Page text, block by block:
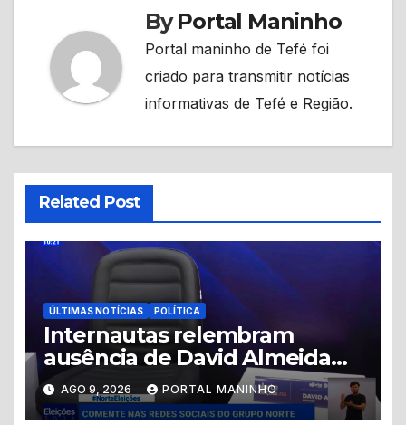
ByPortal Maninho
Portal maninho de Tefé foi
criado para transmitir notícias
informativas de Tefé e Região.
Related Post
ÚLTIMAS NOTÍCIAS POLÍTICA
Internautas relembram
ausência de David Almeida
em debate após críticas de
Renato Júnior
AGO 9, 2026 PORTAL MANINHO